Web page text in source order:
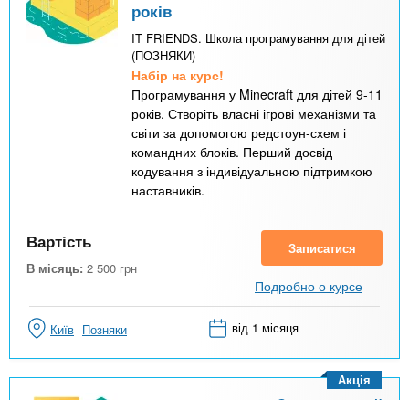
років
IT FRIENDS. Школа програмування для дітей
(ПОЗНЯКИ)
Набір на курс!
Програмування у Minecraft для дітей 9-11
років. Створіть власні ігрові механізми та
світи за допомогою редстоун-схем і
командних блоків. Перший досвід
кодування з індивідуальною підтримкою
наставників.
Вартість
В місяць: 2 500 грн
Записатися
Подробно о курсе
Київ Позняки від 1 місяця
Акція